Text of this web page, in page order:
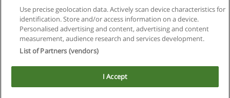
Privacidad de datos
Contactar con Educaedu
Copyright © Educaedu Business S.L. - CIF : B-95610580: -
Use precise geolocation data. Actively scan device characteristics for
identification. Store and/or access information on a device.
Personalised advertising and content, advertising and content
measurement, audience research and services development.
List of Partners (vendors)
I Accept